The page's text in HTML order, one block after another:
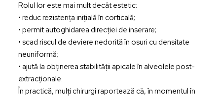
Rolul lor este mai mult decât estetic:
• reduc rezistența inițială în corticală;
• permit autoghidarea direcției de inserare;
• scad riscul de deviere nedorită în osuri cu densitate
neuniformă;
• ajută la obținerea stabilității apicale în alveolele post-
extracționale.
În practică, mulți chirurgi raportează că, în momentul în